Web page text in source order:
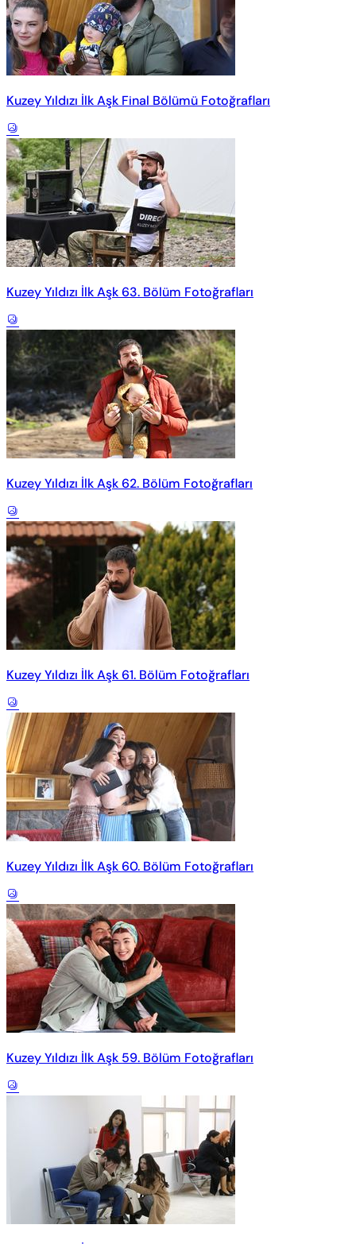
Kuzey Yıldızı İlk Aşk Final Bölümü Fotoğrafları
Kuzey Yıldızı İlk Aşk 63. Bölüm Fotoğrafları
Kuzey Yıldızı İlk Aşk 62. Bölüm Fotoğrafları
Kuzey Yıldızı İlk Aşk 61. Bölüm Fotoğrafları
Kuzey Yıldızı İlk Aşk 60. Bölüm Fotoğrafları
Kuzey Yıldızı İlk Aşk 59. Bölüm Fotoğrafları